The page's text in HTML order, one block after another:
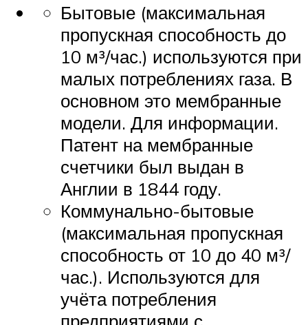
Бытовые (максимальная
пропускная способность до
10 м³/час.) используются при
малых потреблениях газа. В
основном это мембранные
модели. Для информации.
Патент на мембранные
счетчики был выдан в
Англии в 1844 году.
Коммунально-бытовые
(максимальная пропускная
способность от 10 до 40 м³/
час.). Используются для
учёта потребления